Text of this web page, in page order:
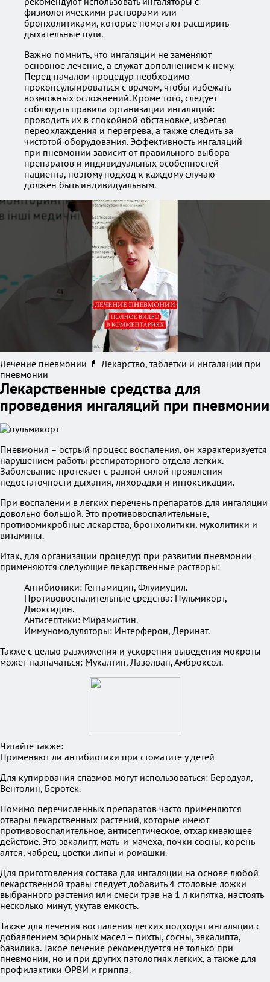
физиологическими растворами или
бронхолитиками, которые помогают расширить
дыхательные пути.
Важно помнить, что ингаляции не заменяют
основное лечение, а служат дополнением к нему.
Перед началом процедур необходимо
проконсультироваться с врачом, чтобы избежать
возможных осложнений. Кроме того, следует
соблюдать правила организации ингаляций:
проводить их в спокойной обстановке, избегая
переохлаждения и перегрева, а также следить за
чистотой оборудования. Эффективность ингаляций
при пневмонии зависит от правильного выбора
препаратов и индивидуальных особенностей
пациента, поэтому подход к каждому случаю
должен быть индивидуальным.
Лечение пневмонии 💊 Лекарство, таблетки и ингаляции при
пневмонии
Лекарственные средства для
проведения ингаляций при пневмонии
Пневмония – острый процесс воспаления, он характеризуется
нарушением работы респираторного отдела легких.
Заболевание протекает с разной силой проявления
недостаточности дыхания, лихорадки и интоксикации.
При воспалении в легких перечень препаратов для ингаляции
довольно большой. Это противовоспалительные,
противомикробные лекарства, бронхолитики, муколитики и
витамины.
Итак, для организации процедур при развитии пневмонии
применяются следующие лекарственные растворы:
Антибиотики: Гентамицин, Флуимуцил.
Противовоспалительные средства: Пульмикорт,
Диоксидин.
Антисептики: Мирамистин.
Иммуномодуляторы: Интерферон, Деринат.
Также с целью разжижения и ускорения выведения мокроты
может назначаться: Мукалтин, Лазолван, Амброксол.
Читайте также:
Применяют ли антибиотики при стоматите у детей
Для купирования спазмов могут использоваться: Беродуал,
Вентолин, Беротек.
Помимо перечисленных препаратов часто применяются
отвары лекарственных растений, которые имеют
противовоспалительное, антисептическое, отхаркивающее
действие. Это эвкалипт, мать-и-мачеха, почки сосны, корень
алтея, чабрец, цветки липы и ромашки.
Для приготовления состава для ингаляции на основе любой
лекарственной травы следует добавить 4 столовые ложки
выбранного растения или смеси трав на 1 л кипятка, настоять
несколько минут, укутав емкость.
Также для лечения воспаления легких подходят ингаляции с
добавлением эфирных масел – пихты, сосны, эвкалипта,
базилика. Такое лечение рекомендуется не только при
пневмонии, но и при других патологиях легких, а также для
профилактики ОРВИ и гриппа.